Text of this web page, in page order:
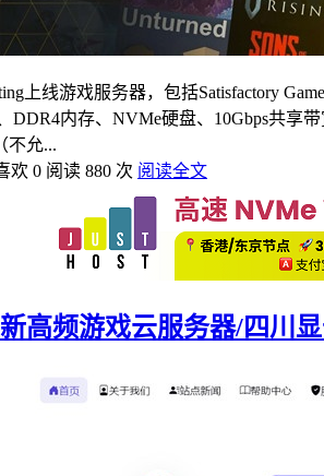
上线游戏服务器，包括Satisfactory
DDR4内存、NVMe硬盘、10Gbps共
不允...
欢 0 阅读 880 次 阅读全文
高频游戏云服务器/四川